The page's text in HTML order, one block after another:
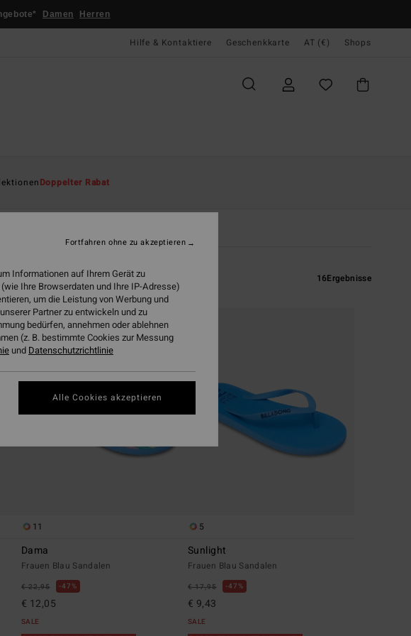
Damen Herren
Hilfe & Kontaktiere Geschenkkarte AT (€) Shops
Doppelter Rabat
16Ergebnisse
11
Dama
Frauen Blau Sandalen
€ 22,95 47%
€ 12,05
SALE
5
Sunlight
Frauen Blau Sandalen
€ 17,95 47%
€ 9,43
SALE
Informationen auf Ihrem Gerät zu
Ihre Browserdaten und Ihre IP-Adresse)
um die Leistung von Werbung und
Partner zu entwickeln und zu
bedürfen, annehmen oder ablehnen
(z. B. bestimmte Cookies zur Messung
und Datenschutzrichtlinie
Fortfahren ohne zu akzeptieren
Alle Cookies akzeptieren